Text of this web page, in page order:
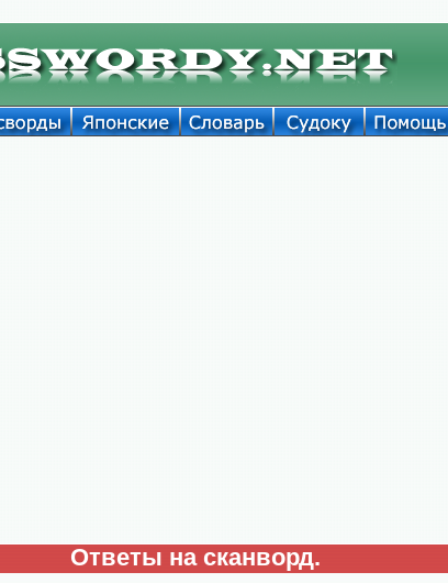
Ответы на сканворд.